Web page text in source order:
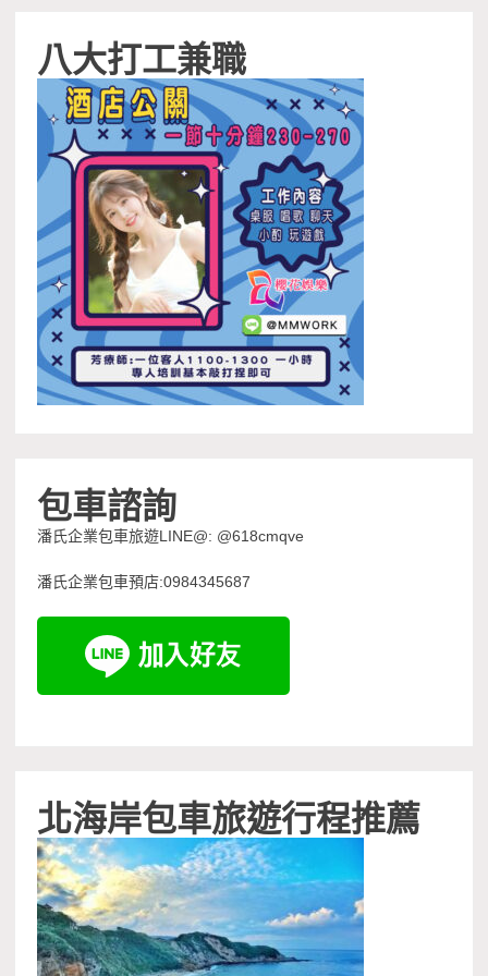
八大打工兼職
包車諮詢
潘氏企業包車旅遊LINE@: @618cmqve
潘氏企業包車預店:0984345687
北海岸包車旅遊行程推薦